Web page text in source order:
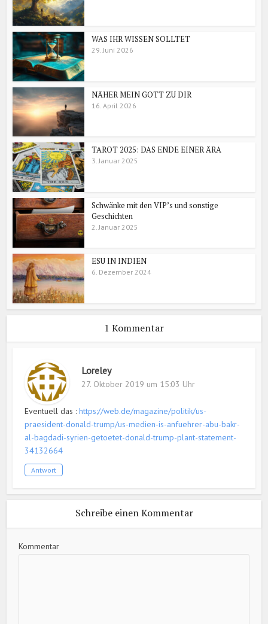
WAS IHR WISSEN SOLLTET
29. Juni 2026
NÄHER MEIN GOTT ZU DIR
16. April 2026
TAROT 2025: DAS ENDE EINER ÄRA
3. Januar 2025
Schwänke mit den VIP’s und sonstige
Geschichten
2. Januar 2025
ESU IN INDIEN
6. Dezember 2024
1 Kommentar
Loreley
27. Oktober 2019 um 15:03 Uhr
Eventuell das :https://web.de/magazine/politik/us-
praesident-donald-trump/us-medien-is-anfuehrer-abu-bakr-
al-bagdadi-syrien-getoetet-donald-trump-plant-statement-
34132664
Antwort
Schreibe einen Kommentar
Kommentar